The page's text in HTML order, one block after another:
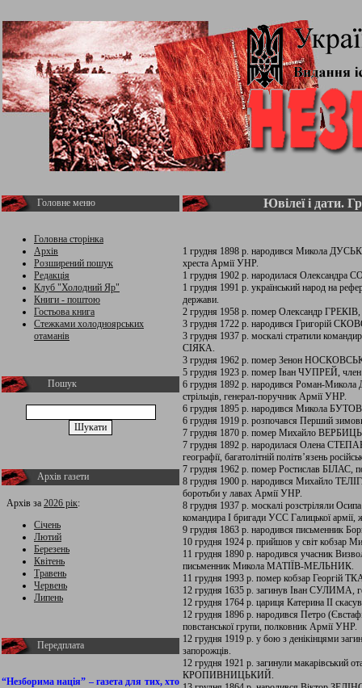
Головне меню
Головна сторінка
Архів
Розширений пошук
Редакція
Клуб "Холодний Яр"
Книги - поштою
Гостьова книга
Стежками холодноярських
отаманів
Пошук
Архів газети
Архів за 2026 рік:
Січень
Лютий
Березень
Квітень
Травень
Червень
Липень
Передплата
“Незборима нація” – газета для тих, хто
Ювілеї і дати.
1 грудня 1898 р. народився Микола
хреста Армії УНР.
1 грудня 1902 р. народилася
1 грудня 1991 р. український народ на
держави.
2 грудня 1958 р. помер Олександр
3 грудня 1722 р. народився Григорій
3 грудня 1937 р. москалі стратили
СІЯКА.
3 грудня 1962 р. помер Зенон
5 грудня 1923 р. помер Іван ЧУПРЕЙ,
6 грудня 1892 р. народився Роман-
стрільців, генерал-поручник Армії УНР.
6 грудня 1895 р. народився Микола
6 грудня 1919 р. розпочався Перший
7 грудня 1870 р. помер Михайло
7 грудня 1892 р. народилася Олена
географії, багатолітній політв’язень
7 грудня 1962 р. помер Ростислав БІЛАС,
8 грудня 1900 р. народився Михайло
боротьби у лавах Армії УНР.
8 грудня 1937 р. москалі розстріляли
командира I бригади УСС Галицької армії,
9 грудня 1863 р. народився письменник
10 грудня 1924 р. прийшов у світ
11 грудня 1890 р. народився учасник
письменник Микола МАТІЇВ-МЕЛЬНИК.
11 грудня 1993 р. помер кобзар Георгій
12 грудня 1635 р. загинув Іван СУЛИМА,
12 грудня 1764 р. цариця Катерина II
12 грудня 1896 р. народився Петро
повстанської групи, полковник Армії УНР.
12 грудня 1919 р. у бою з денікінцями
запорожців.
12 грудня 1921 р. загинули
КРОПИВНИЦЬКИЙ.